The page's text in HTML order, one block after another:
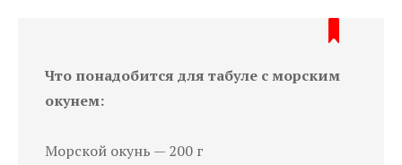
Что понадобится для табуле с морским
окунем:
Морской окунь — 200 г